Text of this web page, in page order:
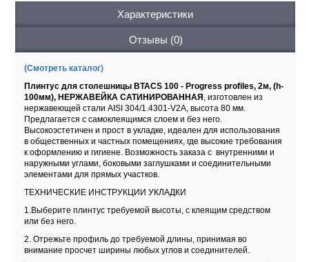
Характеристики
Отзывы (0)
(Смотреть каталог)
Плинтус для столешницы BTACS 100 - Progress profiles, 2м, (h-
100мм), НЕРЖАВЕЙКА САТИНИРОВАННАЯ , изготовлен из
нержавеющей стали AISI 304/1.4301-V2A, высота 80 мм.
Предлагается с самоклеящимся слоем и без него.
Высокоэстетичен и прост в укладке, идеален для использования
в общественных и частных помещениях, где высокие требования
к оформлению и гигиене. Возможность заказа с внутренними и
наружными углами, боковыми заглушками и соединительными
элементами для прямых участков.
ТЕХНИЧЕСКИЕ ИНСТРУКЦИИ УКЛАДКИ
1.Выберите плинтус требуемой высоты, с клеящим средством
или без него.
2. Отрежьте профиль до требуемой длины, принимая во
внимание просчет ширины любых углов и соединителей.